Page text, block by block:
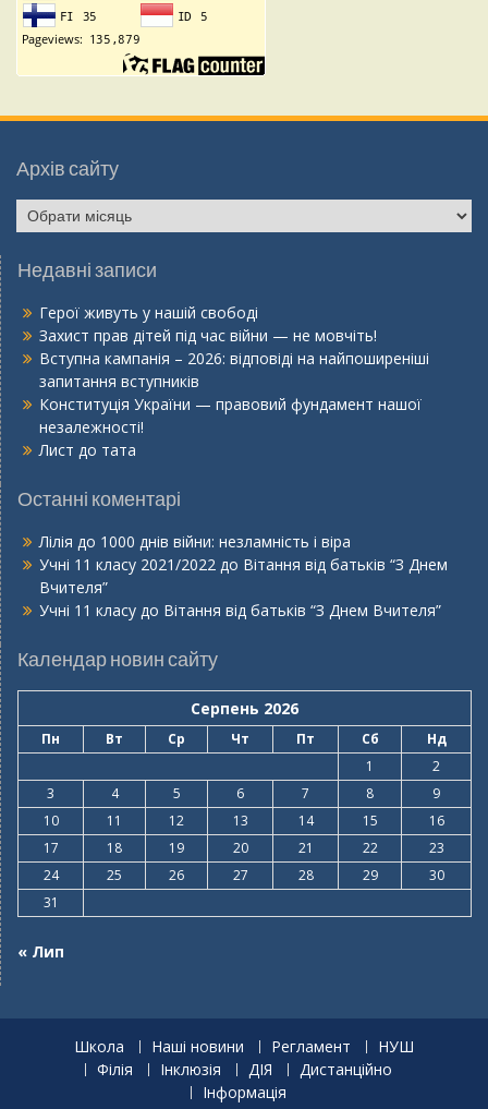
Архів сайту
Архів
сайту
Недавні записи
Герої живуть у нашій свободі
Захист прав дітей під час війни — не мовчіть!
Вступна кампанія – 2026: відповіді на найпоширеніші
запитання вступників
Конституція України — правовий фундамент нашої
незалежності!
Лист до тата
Останні коментарі
Лілія до 1000 днів війни: незламність і віра
Учні 11 класу 2021/2022 до Вітання від батьків “З Днем
Вчителя”
Учні 11 класу до Вітання від батьків “З Днем Вчителя”
Календар новин сайту
Серпень 2026
Пн Вт Ср Чт Пт Сб
Нд
1
2
3
4 5 6 7 8
9
10
11 12 13 14 15
16
17
18 19 20 21 22
23
24
25 26 27 28 29
30
31
« Лип
Школа Наші новини Регламент
НУШ
Філія
Інклюзія ДІЯ
Дистанційно
Інформація